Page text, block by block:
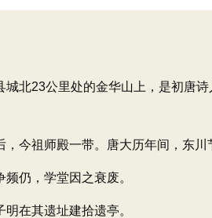
23公里处的金华山上，是初唐诗
祖师殿一带。唐大历年间，东川
，学堂因之衰废。
其遗址建拾遗亭。